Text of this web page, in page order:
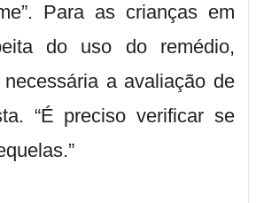
Para as crianças em
do uso do remédio,
a avaliação de
“É preciso verificar se